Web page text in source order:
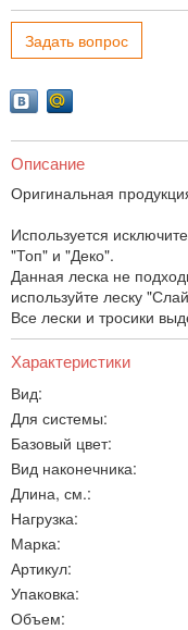
Задать вопрос
Описание
Оригинальная
Используется
"Топ" и "Деко".
Данная леска не
используйте леску
Все лески и тросики
Характеристики
Вид:
Для системы:
Базовый цвет:
Вид наконечника:
Длина, см.:
Нагрузка:
Марка:
Артикул:
Упаковка:
Объем: